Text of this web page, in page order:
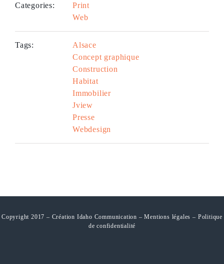
Categories:
Print
Web
Tags:
Alsace
Concept graphique
Construction
Habitat
Immobilier
Jview
Presse
Webdesign
Copyright 2017 – Création Idaho Communication –Mentions légales – Politique
de confidentialité